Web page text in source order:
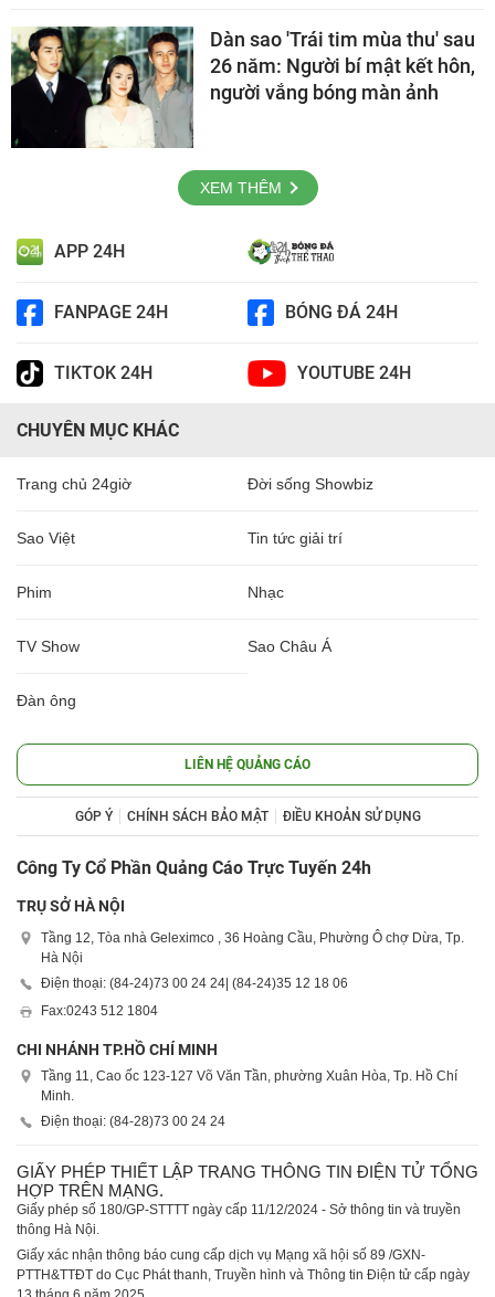
Dàn sao 'Trái tim mùa thu' sau
26 năm: Người bí mật kết hôn,
người vắng bóng màn ảnh
XEM THÊM
APP 24H
FANPAGE 24H BÓNG ĐÁ 24H
TIKTOK 24H YOUTUBE 24H
CHUYÊN MỤC KHÁC
Trang chủ 24giờ Đời sống Showbiz
Sao Việt Tin tức giải trí
Phim Nhạc
TV Show Sao Châu Á
Đàn ông
LIÊN HỆ QUẢNG CÁO
GÓP Ý CHÍNH SÁCH BẢO MẬT ĐIỀU KHOẢN SỬ DỤNG
Công Ty Cổ Phần Quảng Cáo Trực Tuyến 24h
TRỤ SỞ HÀ NỘI
Tầng 12, Tòa nhà Geleximco , 36 Hoàng Cầu, Phường Ô chợ Dừa, Tp.
Hà Nội
Điện thoại: (84-24)73 00 24 24| (84-24)35 12 18 06
Fax:0243 512 1804
CHI NHÁNH TP.HỒ CHÍ MINH
Tầng 11, Cao ốc 123-127 Võ Văn Tần, phường Xuân Hòa, Tp. Hồ Chí
Minh.
Điện thoại: (84-28)73 00 24 24
GIẤY PHÉP THIẾT LẬP TRANG THÔNG TIN ĐIỆN TỬ TỔNG
HỢP TRÊN MẠNG.
Giấy phép số 180/GP-STTTT ngày cấp 11/12/2024 - Sở thông tin và truyền
thông Hà Nội.
Giấy xác nhận thông báo cung cấp dịch vụ Mạng xã hội số 89 /GXN-
PTTH&TTĐT do Cục Phát thanh, Truyền hình và Thông tin Điện tử cấp ngày